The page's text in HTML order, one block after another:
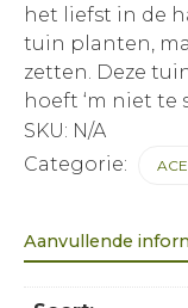
het liefst in de
tuin planten,
zetten. Deze
hoeft ‘m niet te
SKU: N/A
Categorie:
Aanvullende